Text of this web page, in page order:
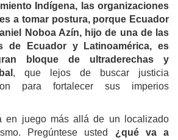
Indígena, las organizaciones
a tomar postura, porque Ecuador
Noboa Azín, hijo de una de las
de Ecuador y Latinoamérica, es
bloque de ultraderechas y
, que lejos de buscar justicia
para fortalecer sus imperios
en juego más allá de un localizado
Pregúntese usted ¿qué va a